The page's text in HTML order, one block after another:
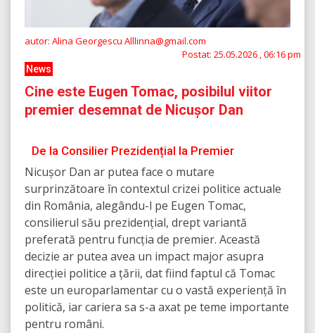
autor: Alina Georgescu Alllinna@gmail.com
Postat: 25.05.2026 , 06:16 pm
News
Cine este Eugen Tomac, posibilul viitor
premier desemnat de Nicușor Dan
De la Consilier Prezidențial la Premier
Nicușor Dan ar putea face o mutare
surprinzătoare în contextul crizei politice actuale
din România, alegându-l pe Eugen Tomac,
consilierul său prezidențial, drept variantă
preferată pentru funcția de premier. Această
decizie ar putea avea un impact major asupra
direcției politice a țării, dat fiind faptul că Tomac
este un europarlamentar cu o vastă experiență în
politică, iar cariera sa s-a axat pe teme importante
pentru români.